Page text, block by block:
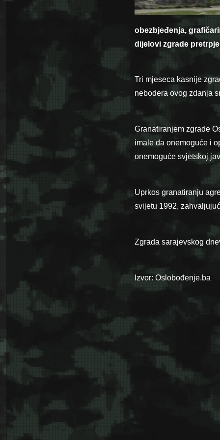
obezbjeđenja,
dijelovi zgrade
Tri mjeseca kasnije
nebodera ovog zdanja
Granatiranjem zgrade
imale da onemoguće i
onemoguće svjetskoj
Uprkos granatiranju
svijetu 1992,
Zgrada sarajevskog
Izvor: Oslobođenje.ba